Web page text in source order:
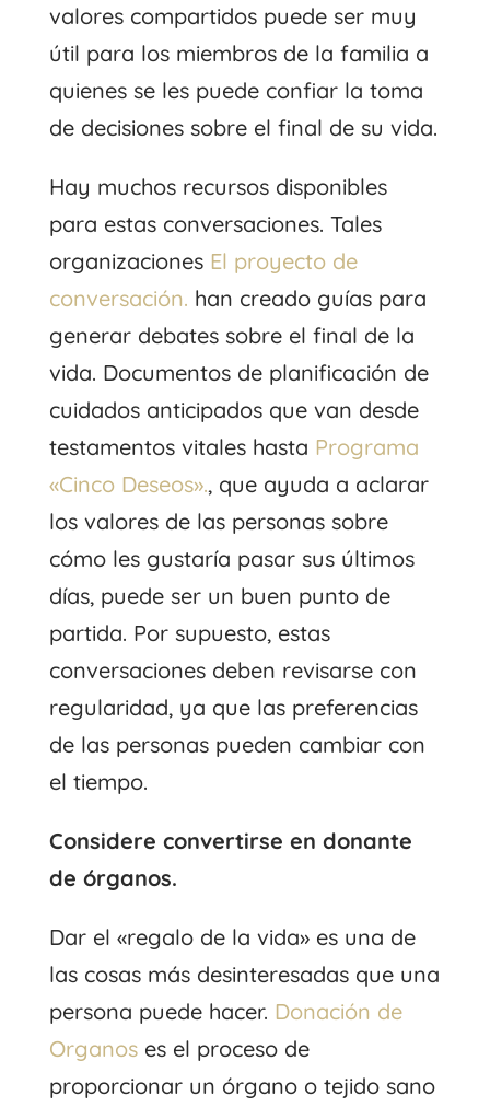
valores compartidos puede ser muy
útil para los miembros de la familia a
quienes se les puede confiar la toma
de decisiones sobre el final de su vida.
Hay muchos recursos disponibles
para estas conversaciones. Tales
organizacionesEl proyecto de
conversación. han creado guías para
generar debates sobre el final de la
vida. Documentos de planificación de
cuidados anticipados que van desde
testamentos vitales hasta Programa
«Cinco Deseos»., que ayuda a aclarar
los valores de las personas sobre
cómo les gustaría pasar sus últimos
días, puede ser un buen punto de
partida. Por supuesto, estas
conversaciones deben revisarse con
regularidad, ya que las preferencias
de las personas pueden cambiar con
el tiempo.
Considere convertirse en donante
de órganos.
Dar el «regalo de la vida» es una de
las cosas más desinteresadas que una
persona puede hacer. Donación de
Organoses el proceso de
proporcionar un órgano o tejido sano